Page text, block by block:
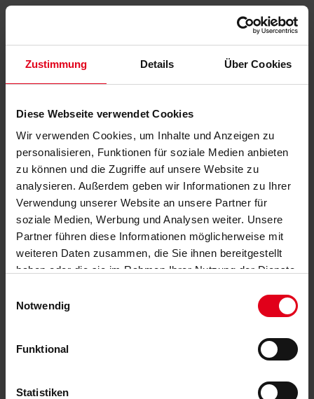
Zustimmung Details Über Cookies
Diese Webseite verwendet Cookies
Wir verwenden Cookies, um Inhalte und Anzeigen zu
personalisieren, Funktionen für soziale Medien anbieten
zu können und die Zugriffe auf unsere Website zu
analysieren. Außerdem geben wir Informationen zu Ihrer
Verwendung unserer Website an unsere Partner für
soziale Medien, Werbung und Analysen weiter. Unsere
Partner führen diese Informationen möglicherweise mit
weiteren Daten zusammen, die Sie ihnen bereitgestellt
haben oder die sie im Rahmen Ihrer Nutzung der Dienste
Notwendig
Funktional
Statistiken